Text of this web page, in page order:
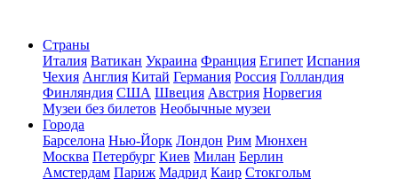
Страны
Италия Ватикан Украина Франция Египет Испания
Чехия Англия Китай Германия Россия Голландия
Финляндия США Швеция Австрия Норвегия
Музеи без билетов Необычные музеи
Города
Барселона Нью-Йорк Лондон Рим Мюнхен
Москва Петербург Киев Милан Берлин
Амстердам Париж Мадрид Каир Стокгольм